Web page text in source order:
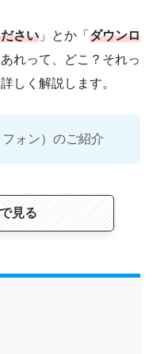
さい 」とか「 ダウンロ
れって、どこ？それっ
しく解説します。
ォン）のご紹介
見る